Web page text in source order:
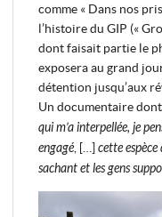
comme « Dans nos
l’histoire du GIP («
dont faisait partie le
exposera au grand
détention jusqu’aux
Un documentaire
qui m’a interpellée, je
engagé , […] cette espèce
sachant et les gens